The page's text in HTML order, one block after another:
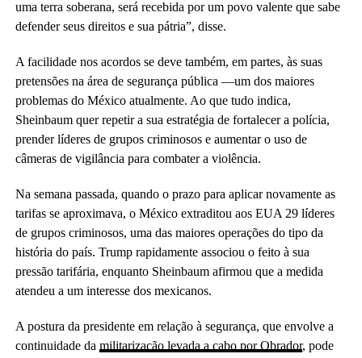
uma terra soberana, será recebida por um povo valente que sabe
defender seus direitos e sua pátria”, disse.
A facilidade nos acordos se deve também, em partes, às suas
pretensões na área de segurança pública —um dos maiores
problemas do México atualmente. Ao que tudo indica,
Sheinbaum quer repetir a sua estratégia de fortalecer a polícia,
prender líderes de grupos criminosos e aumentar o uso de
câmeras de vigilância para combater a violência.
Na semana passada, quando o prazo para aplicar novamente as
tarifas se aproximava, o México extraditou aos EUA 29 líderes
de grupos criminosos, uma das maiores operações do tipo da
história do país. Trump rapidamente associou o feito à sua
pressão tarifária, enquanto Sheinbaum afirmou que a medida
atendeu a um interesse dos mexicanos.
A postura da presidente em relação à segurança, que envolve a
continuidade da militarização levada a cabo por Obrador, pode